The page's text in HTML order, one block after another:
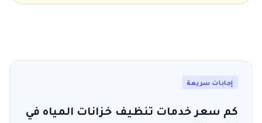
إجابات سريعة
كم سعر خدمات تنظيف خزانات المياه في